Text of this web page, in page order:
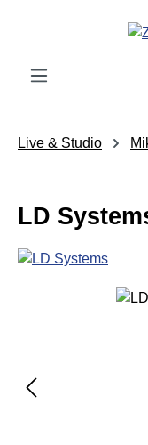
Zum Hauptinhalt
Live & Studio
LD
Bildergalerie